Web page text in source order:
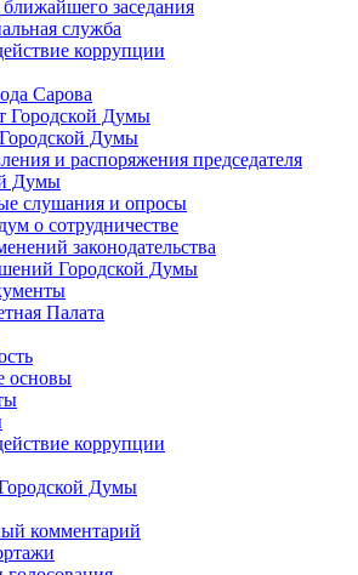
заседания
служба
коррупции
Сарова
Городской Думы
Думы
и распоряжения председателя
Думы
слушания и опросы
о сотрудничестве
законодательства
Городской Думы
Палата
основы
коррупции
Думы
комментарий